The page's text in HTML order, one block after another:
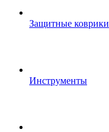
Защитные коврики
Инструменты